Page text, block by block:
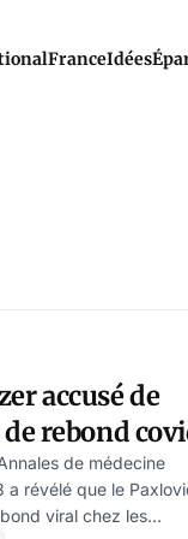
FranceIdées
accusé de
rebond
de médecine
a révélé que le
viral chez les